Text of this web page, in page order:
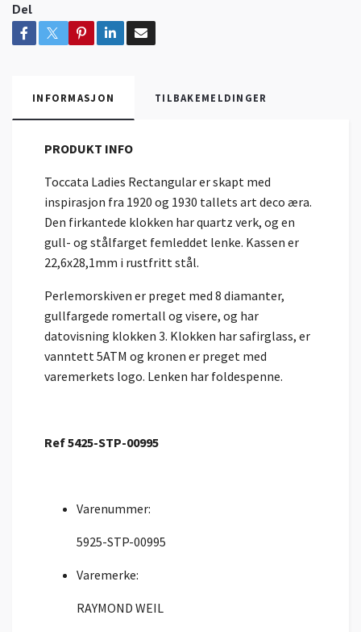
Del
INFORMASJON TILBAKEMELDINGER
PRODUKT INFO
Toccata Ladies Rectangular er skapt med
inspirasjon fra 1920 og 1930 tallets art deco æra.
Den firkantede klokken har quartz verk, og en
gull- og stålfarget femleddet lenke. Kassen er
22,6x28,1mm i rustfritt stål.
Perlemorskiven er preget med 8 diamanter,
gullfargede romertall og visere, og har
datovisning klokken 3. Klokken har safirglass, er
vanntett 5ATM og kronen er preget med
varemerkets logo. Lenken har foldespenne.
Ref 5425-STP-00995
Varenummer:
5925-STP-00995
Varemerke:
RAYMOND WEIL